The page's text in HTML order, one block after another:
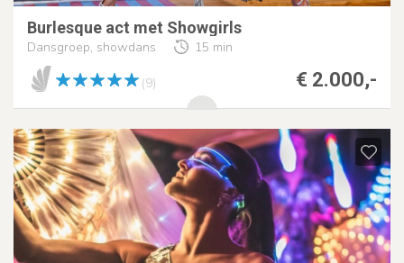
Burlesque act met Showgirls
Dansgroep, showdans 15 min
€ 2.000,-
(9)